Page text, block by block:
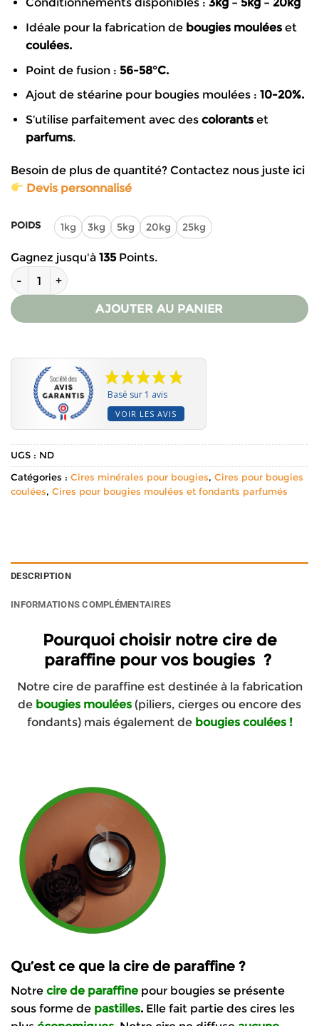
Conditionnements disponibles : 3kg – 5kg – 20kg
Idéale pour la fabrication debougies mouléeset
coulées.
Point de fusion : 56-58°C.
Ajout de stéarine pour bougies moulées : 10-20%.
S’utilise parfaitement avec des colorantset
parfums.
Besoin de plus de quantité? Contactez nous juste ici
Devis personnalisé
POIDS 1kg 3kg 5kg 20kg 25kg
Gagnez jusqu'à 135Points.
quantité de Cire de paraffine pour bougies - qualité
AJOUTER AU PANIER
Basé sur 1 avis
VOIR LES AVIS
UGS : ND
Catégories : Cires minérales pour bougies, Cires pour bougies
coulées, Cires pour bougies moulées et fondants parfumés
DESCRIPTION
INFORMATIONS COMPLÉMENTAIRES
Pourquoi choisir notre cire de
paraffine pour vos bougies ?
Notre cire de paraffine est destinée à la fabrication
de bougies moulées (piliers, cierges ou encore des
fondants) mais également de bougies coulées !
Qu’est ce que la cire de paraffine ?
Notre cire de paraffine pour bougies se présente
sous forme de pastilles. Elle fait partie des cires les